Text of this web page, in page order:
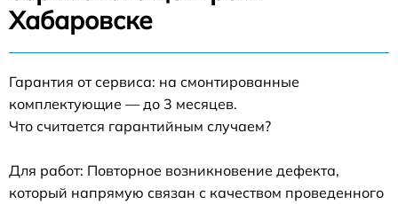
Хабаровске
Гарантия от сервиса: на смонтированные
комплектующие — до 3 месяцев.
Что считается гарантийным случаем?
Для работ: Повторное возникновение дефекта,
который напрямую связан с качеством проведенного